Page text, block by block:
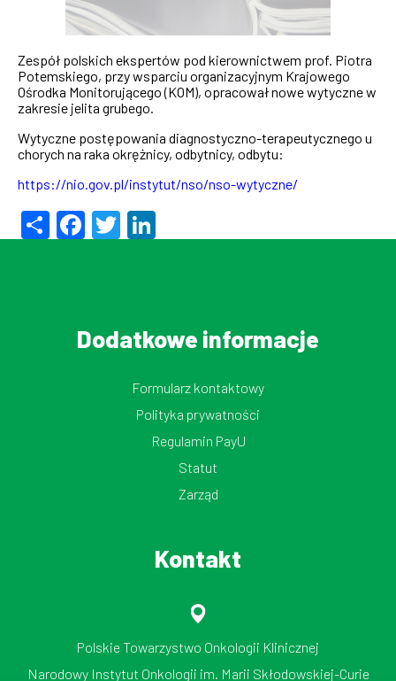
Zespół polskich ekspertów pod kierownictwem prof. Piotra
Potemskiego, przy wsparciu organizacyjnym Krajowego
Ośrodka Monitorującego (KOM), opracował nowe wytyczne w
zakresie jelita grubego.
Wytyczne postępowania diagnostyczno-terapeutycznego u
chorych na raka okrężnicy, odbytnicy, odbytu:
https://nio.gov.pl/instytut/nso/nso-wytyczne/
ShareFacebook
Twitter
Dodatkowe informacje
Formularz kontaktowy
Polityka prywatności
Regulamin PayU
Statut
Zarząd
Kontakt
Polskie Towarzystwo Onkologii Klinicznej
Narodowy Instytut Onkologii im. Marii Skłodowskiej-Curie